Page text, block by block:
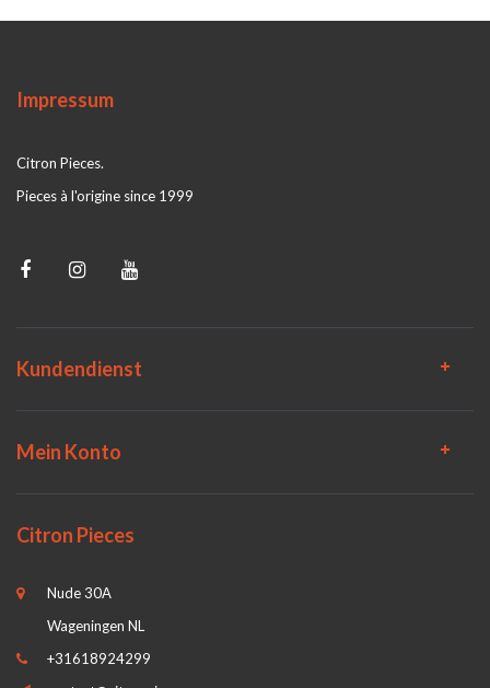
Impressum
Citron Pieces.
Pieces à l'origine since 1999
Kundendienst
Mein Konto
Citron Pieces
Nude 30A
Wageningen NL
+31618924299